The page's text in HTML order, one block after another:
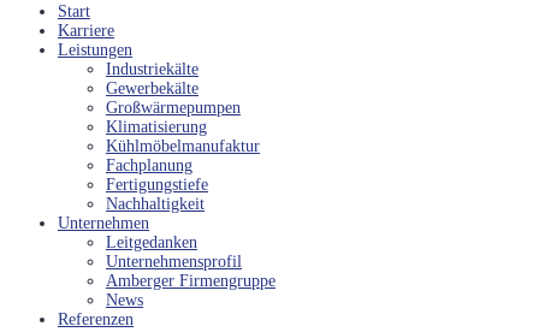
Start
Karriere
Leistungen
Industriekälte
Gewerbekälte
Großwärmepumpen
Klimatisierung
Kühlmöbelmanufaktur
Fachplanung
Fertigungstiefe
Nachhaltigkeit
Unternehmen
Leitgedanken
Unternehmensprofil
Amberger Firmengruppe
News
Referenzen